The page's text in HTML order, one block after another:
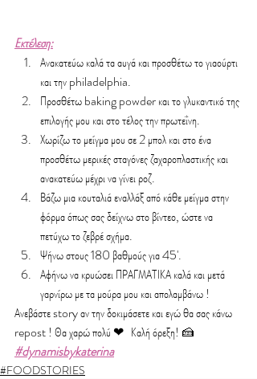
Εκτέλεση:
Ανακατεύω καλά τα αυγά και προσθέτω το γιαούρτι
και την philadelphia.
Προσθέτω baking powder και το γλυκαντικό της
επιλογής μου και στο τέλος την πρωτεΐνη.
Χωρίζω το μείγμα μου σε 2 μπολ και στο ένα
προσθέτω μερικές σταγόνες ζαχαροπλαστικής και
ανακατεύω μέχρι να γίνει ροζ.
Βάζω μια κουταλιά εναλλάξ από κάθε μείγμα στην
φόρμα όπως σας δείχνω στο βίντεο, ώστε να
πετύχω το ζεβρέ σχήμα.
Ψήνω στους 180 βαθμούς για 45'.
Αφήνω να κρυώσει ΠΡΑΓΜΑΤΙΚΑ καλά και μετά
γαρνίρω με τα μούρα μου και απολαμβάνω !
Ανεβάστε story αν την δοκιμάσετε και εγώ θα σας κάνω
repost ! Θα χαρώ πολύ ❤   Καλή όρεξη! 🍰
#dynamisbykaterina
#FOODSTORIES